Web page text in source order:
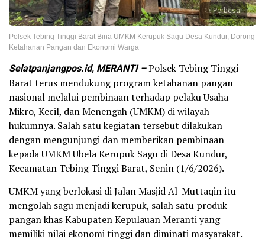
Perbesar
Polsek Tebing Tinggi Barat Bina UMKM Kerupuk Sagu Desa Kundur, Dorong
Ketahanan Pangan dan Ekonomi Warga
Selatpanjangpos.id, MERANTI –Polsek Tebing Tinggi
Barat terus mendukung program ketahanan pangan
nasional melalui pembinaan terhadap pelaku Usaha
Mikro, Kecil, dan Menengah (UMKM) di wilayah
hukumnya. Salah satu kegiatan tersebut dilakukan
dengan mengunjungi dan memberikan pembinaan
kepada UMKM Ubela Kerupuk Sagu di Desa Kundur,
Kecamatan Tebing Tinggi Barat, Senin (1/6/2026).
UMKM yang berlokasi di Jalan Masjid Al-Muttaqin itu
mengolah sagu menjadi kerupuk, salah satu produk
pangan khas Kabupaten Kepulauan Meranti yang
memiliki nilai ekonomi tinggi dan diminati masyarakat.